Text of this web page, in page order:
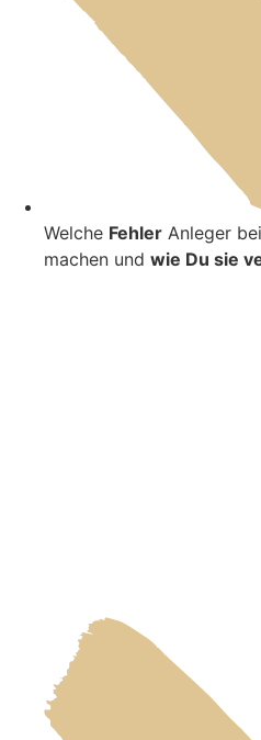
Welche Fehler Anleger
machen und wie Du sie